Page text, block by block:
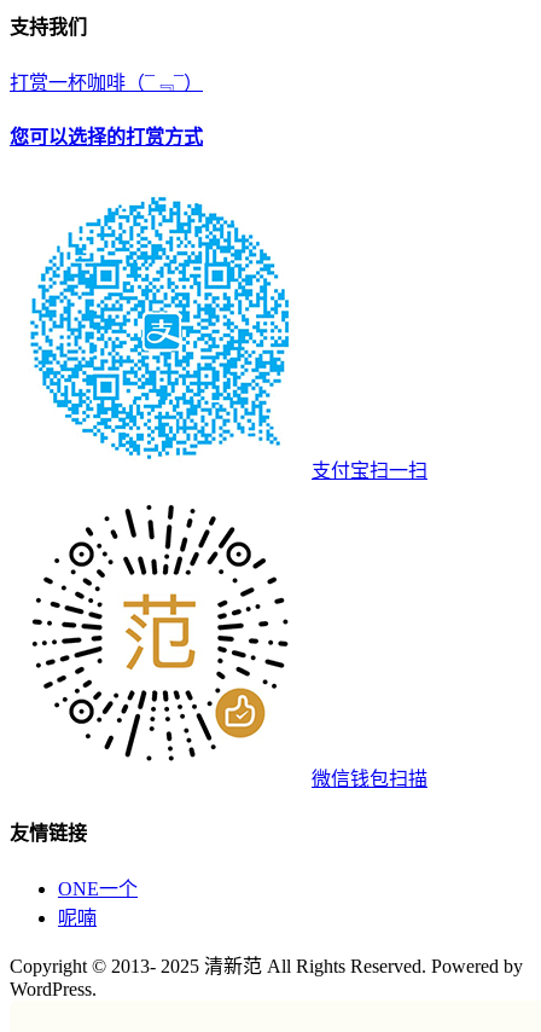
支持我们
打赏一杯咖啡 （¯﹃¯）
您可以选择的打赏方式
支付宝扫一扫
微信钱包扫描
友情链接
ONE一个
呢喃
Copyright © 2013- 2025 清新范 All Rights Reserved. Powered by
WordPress.